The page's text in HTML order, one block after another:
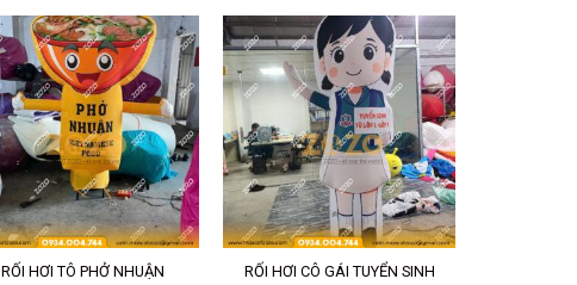
RỐI HƠI TÔ PHỞ NHUẬN RỐI HƠI CÔ GÁI TUYỂN SINH